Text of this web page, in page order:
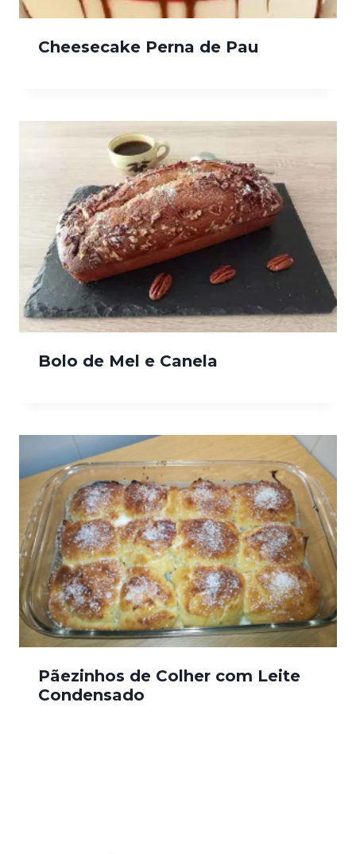
Cheesecake Perna de Pau
Bolo de Mel e Canela
Pãezinhos de Colher com Leite
Condensado